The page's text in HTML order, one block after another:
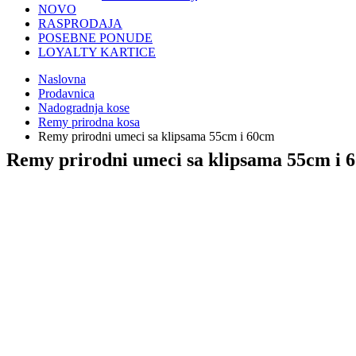
NOVO
RASPRODAJA
POSEBNE PONUDE
LOYALTY KARTICE
Naslovna
Prodavnica
Nadogradnja kose
Remy prirodna kosa
Remy prirodni umeci sa klipsama 55cm i 60cm
Remy prirodni umeci sa klipsama 55cm i